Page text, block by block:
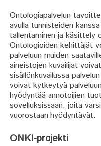
Ontologiapalvelun
avulla tunnisteiden
tallentaminen ja käsittely
Ontologioiden kehittäjät
palveluun muiden
aineistojen kuvailijat
sisällönkuvailussa
voivat kytkeytyä
hyödyntää annotoijien
sovelluksissaan, joita
vuorostaan hyödyntävät.
ONKI-projekti